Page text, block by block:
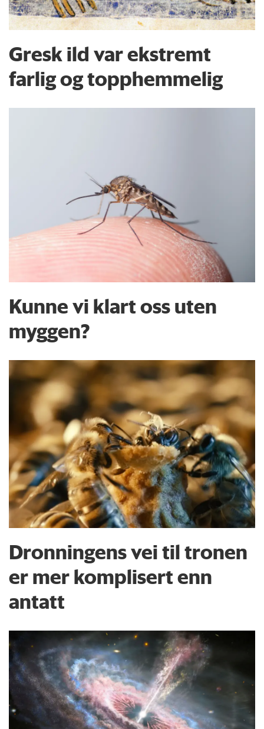
Gresk ild var ekstremt
farlig og topphemmelig
Kunne vi klart oss uten
myggen?
Dronningens vei til tronen
er mer komplisert enn
antatt